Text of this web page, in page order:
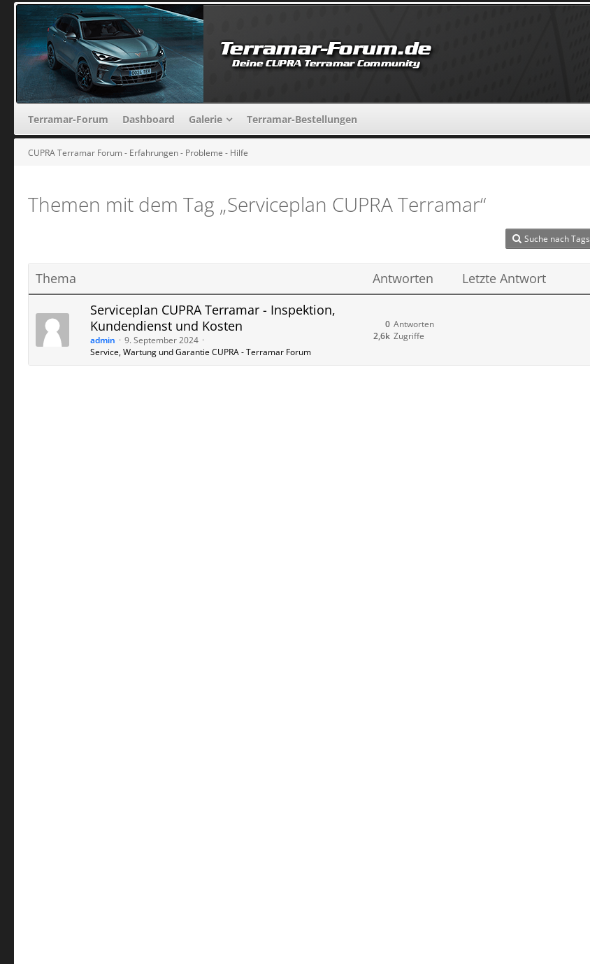
Terramar-Forum Dashboard Galerie Terramar-Bestellungen
CUPRA Terramar Forum - Erfahrungen - Probleme - Hilfe
Themen mit dem Tag „Serviceplan CUPRA Terramar“
Suche nach Tags
Thema Antworten
Letzte Antwort
Serviceplan CUPRA Terramar - Inspektion,
Kundendienst und Kosten
admin
9. September 2024
Service, Wartung und Garantie CUPRA - Terramar Forum
Antworten
0
Zugriffe
2,6k